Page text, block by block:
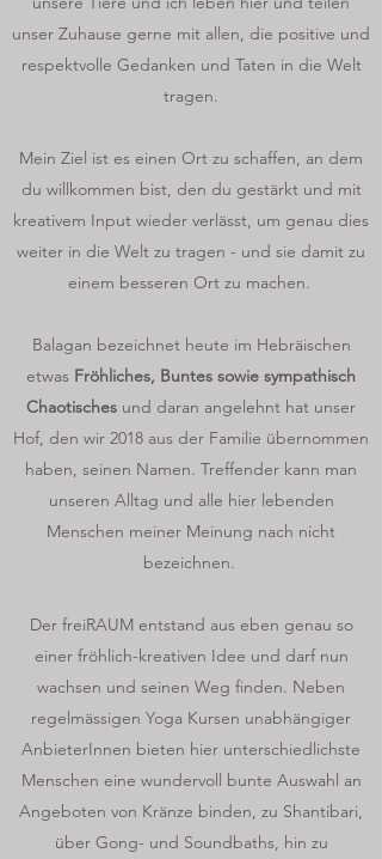
unser Zuhause gerne mit allen, die positive und
respektvolle Gedanken und Taten in die Welt
tragen.
Mein Ziel ist es einen Ort zu schaffen, an dem
du willkommen bist, den du gestärkt und mit
kreativem Input wieder verlässt, um genau dies
weiter in die Welt zu tragen - und sie damit zu
einem besseren Ort zu machen.
Balagan bezeichnet heute im Hebräischen
etwas Fröhliches, Buntes sowie sympathisch
Chaotisches und daran angelehnt hat unser
Hof, den wir 2018 aus der Familie übernommen
haben, seinen Namen. Treffender kann man
unseren Alltag und alle hier lebenden
Menschen meiner Meinung nach nicht
bezeichnen.
Der freiRAUM entstand aus eben genau so
einer fröhlich-kreativen Idee und darf nun
wachsen und seinen Weg finden. Neben
regelmässigen Yoga Kursen unabhängiger
AnbieterInnen bieten hier unterschiedlichste
Menschen eine wundervoll bunte Auswahl an
Angeboten von Kränze binden, zu Shantibari,
über Gong- und Soundbaths, hin zu